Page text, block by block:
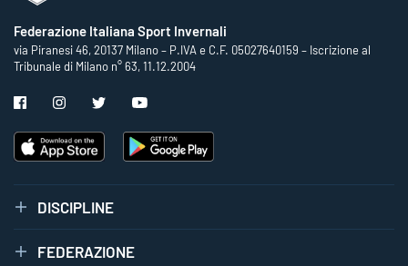
Federazione Italiana Sport Invernali
via Piranesi 46, 20137 Milano – P.IVA e C.F. 05027640159 – Iscrizione al
Tribunale di Milano n° 63, 11.12.2004
DISCIPLINE
FEDERAZIONE